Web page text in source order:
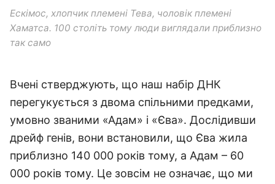
Ескімос, хлопчик племені Тева, чоловік племені
Хаматса. 100 століть тому люди виглядали приблизно
так само
Вчені стверджують, що наш набір ДНК
перегукується з двома спільними предками,
умовно званими «Адам» і «Єва». Дослідивши
дрейф генів, вони встановили, що Єва жила
приблизно 140 000 років тому, а Адам – 60
000 років тому. Це зовсім не означає, що ми